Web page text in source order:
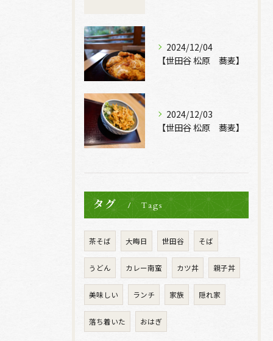
2024/12/04
【世田谷 松原 蕎麦】
2024/12/03
【世田谷 松原 蕎麦】
タグ Tags
茶そば 大晦日 世田谷 そば
うどん カレー南蛮 カツ丼 親子丼
美味しい ランチ 家族 隠れ家
落ち着いた おはぎ